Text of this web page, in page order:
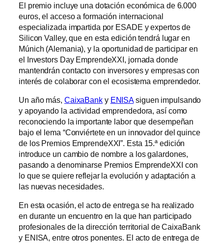
El premio incluye una dotación económica de 6.000
euros, el acceso a formación internacional
especializada impartida por ESADE y expertos de
Silicon Valley, que en esta edición tendrá lugar en
Múnich (Alemania), y la oportunidad de participar en
el Investors Day EmprendeXXI, jornada donde
mantendrán contacto con inversores y empresas con
interés de colaborar con el ecosistema emprendedor.
Un año más, CaixaBanky ENISAsiguen impulsando
y apoyando la actividad emprendedora, así como
reconociendo la importante labor que desempeñan
bajo el lema “Conviértete en un innovador del quince
de los Premios EmprendeXXI”. Esta 15.ª edición
introduce un cambio de nombre a los galardones,
pasando a denominarse Premios EmprendeXXI con
lo que se quiere reflejar la evolución y adaptación a
las nuevas necesidades.
En esta ocasión, el acto de entrega se ha realizado
en durante un encuentro en la que han participado
profesionales de la dirección territorial de CaixaBank
y ENISA, entre otros ponentes. El acto de entrega de